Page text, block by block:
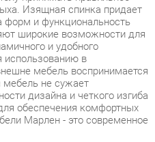
мебель воспринимается
не сужает
дизайна и четкого изгиба
обеспечения комфортных
Марлен - это современное
исчерпывающей информации
а также отзывам
Екатеринбург» купить